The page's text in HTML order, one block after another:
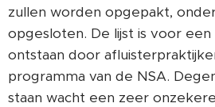
zullen worden opgepakt,
opgesloten. De lijst is voor
ontstaan door
programma van de NSA.
staan wacht een zeer